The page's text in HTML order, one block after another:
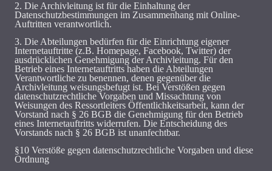
2. Die Archivleitung ist für die Einhaltung der
Datenschutzbestimmungen im Zusammenhang mit Online-
Auftritten verantwortlich.
3. Die Abteilungen bedürfen für die Einrichtung eigener
Internetauftritte (z.B. Homepage, Facebook, Twitter) der
ausdrücklichen Genehmigung der Archivleitung. Für den
Betrieb eines Internetauftritts haben die Abteilungen
Verantwortliche zu benennen, denen gegenüber die
Archivleitung weisungsbefugt ist. Bei Verstößen gegen
datenschutzrechtliche Vorgaben und Missachtung von
Weisungen des Ressortleiters Öffentlichkeitsarbeit, kann der
Vorstand nach § 26 BGB die Genehmigung für den Betrieb
eines Internetauftritts widerrufen. Die Entscheidung des
Vorstands nach § 26 BGB ist unanfechtbar.
§10 Verstöße gegen datenschutzrechtliche Vorgaben und diese
Ordnung